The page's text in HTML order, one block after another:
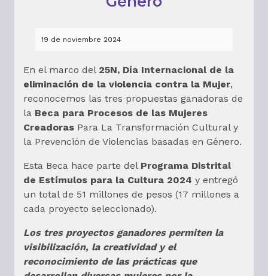
19 de noviembre 2024
En el marco del 25N, Día Internacional de la
eliminación de la violencia contra la Mujer,
reconocemos las tres propuestas ganadoras de
la Beca para Procesos de las Mujeres
Creadoras Para La Transformación Cultural y
la Prevención de Violencias basadas en Género.
Esta Beca hace parte del Programa Distrital
de Estímulos para la Cultura 2024 y entregó
un total de 51 millones de pesos (17 millones a
cada proyecto seleccionado).
Los tres proyectos ganadores permiten la
visibilización, la creatividad y el
reconocimiento de las prácticas que